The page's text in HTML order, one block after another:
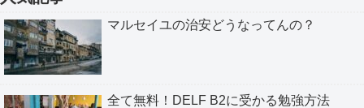
マルセイユの治安どうなってんの？
全て無料！DELF B2に受かる勉強方法